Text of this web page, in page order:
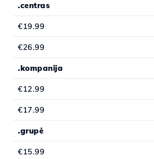
.centras
€19.99
€26.99
.kompanija
€12.99
€17.99
.grupė
€15.99